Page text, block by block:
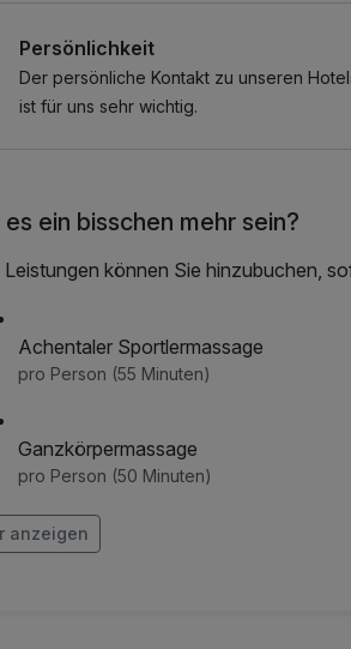
wird euer Urlaub durch geführte
der Achensee Card.
Persönlichkeit
Der persönliche Kontakt zu unseren
ist für uns sehr wichtig.
ein bisschen mehr sein?
Leistungen können Sie hinzubuchen,
Achentaler Sportlermassage
pro Person (55 Minuten)
Ganzkörpermassage
pro Person (50 Minuten)
Klangreise
anzeigen